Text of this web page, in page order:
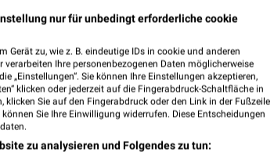
nur für unbedingt erforderliche cookie
zu, wie z. B. eindeutige IDs in cookie und anderen
Ihre personenbezogenen Daten möglicherweise
„Einstellungen“. Sie können Ihre Einstellungen akzeptieren,
klicken oder jederzeit auf die Fingerabdruck-Schaltfläche in
Sie auf den Fingerabdruck oder den Link in der Fußzeile
Sie Ihre Einwilligung widerrufen. Diese Entscheidungen
zu analysieren und Folgendes zu tun: